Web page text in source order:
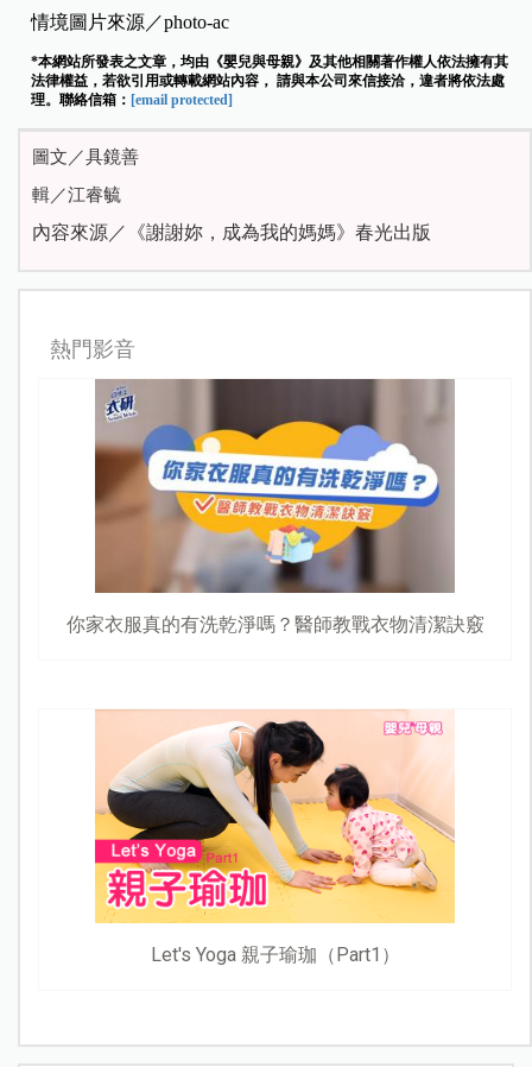
情境圖片來源／photo-ac
*本網站所發表之文章，均由《嬰兒與母親》及其他相關著作權人依法擁有其
法律權益，若欲引用或轉載網站內容， 請與本公司來信接洽，違者將依法處
理。聯絡信箱： [email protected]
圖文／具鏡善
輯／江睿毓
內容來源／《謝謝妳，成為我的媽媽》春光出版
熱門影音
你家衣服真的有洗乾淨嗎？醫師教戰衣物清潔訣竅
Let's Yoga 親子瑜珈（Part1）